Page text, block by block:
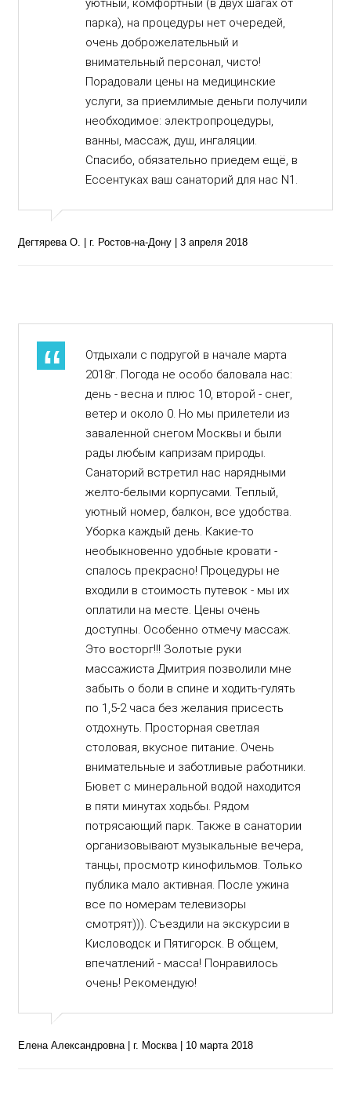
уютный, комфортный (в двух шагах от
парка), на процедуры нет очередей,
очень доброжелательный и
внимательный персонал, чисто!
Порадовали цены на медицинские
услуги, за приемлимые деньги получили
необходимое: электропроцедуры,
ванны, массаж, душ, ингаляции.
Спасибо, обязательно приедем ещё, в
Ессентуках ваш санаторий для нас N1.
Дегтярева О. | г. Ростов-на-Дону | 3 апреля 2018
Отдыхали с подругой в начале марта
2018г. Погода не особо баловала нас:
день - весна и плюс 10, второй - снег,
ветер и около 0. Но мы прилетели из
заваленной снегом Москвы и были
рады любым капризам природы.
Санаторий встретил нас нарядными
желто-белыми корпусами. Теплый,
уютный номер, балкон, все удобства.
Уборка каждый день. Какие-то
необыкновенно удобные кровати -
спалось прекрасно! Процедуры не
входили в стоимость путевок - мы их
оплатили на месте. Цены очень
доступны. Особенно отмечу массаж.
Это восторг!!! Золотые руки
массажиста Дмитрия позволили мне
забыть о боли в спине и ходить-гулять
по 1,5-2 часа без желания присесть
отдохнуть. Просторная светлая
столовая, вкусное питание. Очень
внимательные и заботливые работники.
Бювет с минеральной водой находится
в пяти минутах ходьбы. Рядом
потрясающий парк. Также в санатории
организовывают музыкальные вечера,
танцы, просмотр кинофильмов. Только
публика мало активная. После ужина
все по номерам телевизоры
смотрят))). Съездили на экскурсии в
Кисловодск и Пятигорск. В общем,
впечатлений - масса! Понравилось
очень! Рекомендую!
Елена Александровна | г. Москва | 10 марта 2018